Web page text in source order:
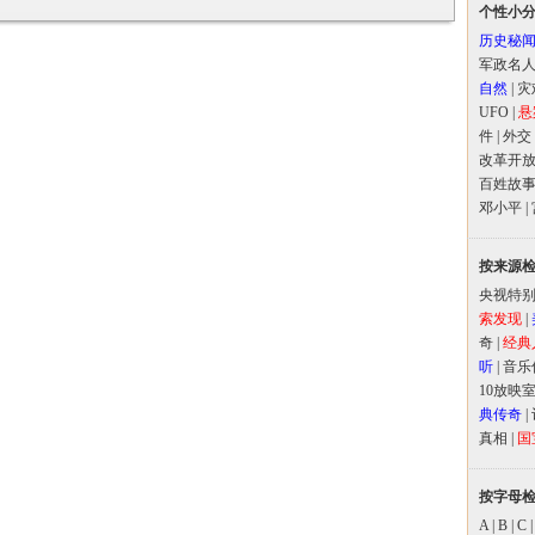
个性小
历史秘闻
军政名人
自然
灾
UFO
件 外交
改革开放
百姓故事
邓小平
按来源
央视特
索发现
奇 经典
听 音乐
10放映室
典传奇
真相
按字母
A| B C